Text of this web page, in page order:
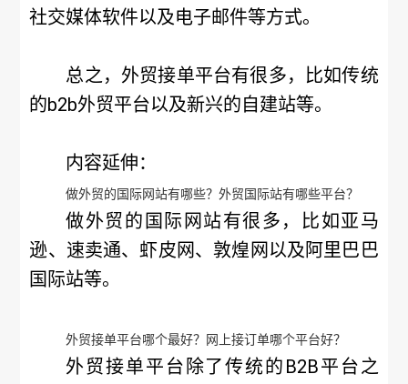
社交媒体软件以及电子邮件等方式。
总之，外贸接单平台有很多，比如传统
的b2b外贸平台以及新兴的自建站等。
内容延伸：
做外贸的国际网站有哪些？外贸国际站有哪些平台？
做外贸的国际网站有很多，比如亚马
逊、速卖通、虾皮网、敦煌网以及阿里巴巴
国际站等。
外贸接单平台哪个最好？网上接订单哪个平台好？
外贸接单平台除了传统的B2B平台之